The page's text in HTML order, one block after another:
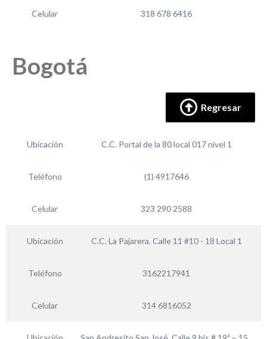
Celular 318 678 6416
Bogotá
Regresar
Ubicación C.C. Portal de la 80 local 017 nivel 1
Teléfono (1) 4917646
Celular 323 290 2588
Ubicación C.C. La Pajarera. Calle 11 #10 - 18 Local 1
Teléfono 3162217941
Celular 314 6816052